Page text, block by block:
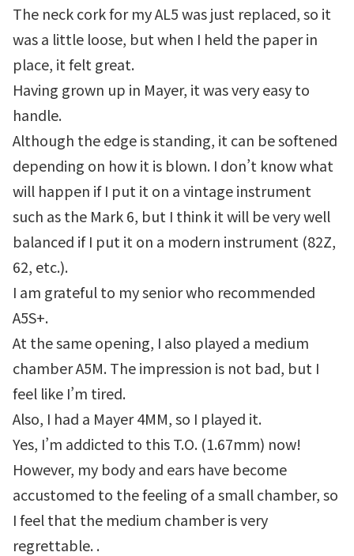
The neck cork for my AL5 was just replaced, so it
was a little loose, but when I held the paper in
place, it felt great.
Having grown up in Mayer, it was very easy to
handle.
Although the edge is standing, it can be softened
depending on how it is blown. I don’t know what
will happen if I put it on a vintage instrument
such as the Mark 6, but I think it will be very well
balanced if I put it on a modern instrument (82Z,
62, etc.).
I am grateful to my senior who recommended
A5S+.
At the same opening, I also played a medium
chamber A5M. The impression is not bad, but I
feel like I’m tired.
Also, I had a Mayer 4MM, so I played it.
Yes, I’m addicted to this T.O. (1.67mm) now!
However, my body and ears have become
accustomed to the feeling of a small chamber, so
I feel that the medium chamber is very
regrettable. .